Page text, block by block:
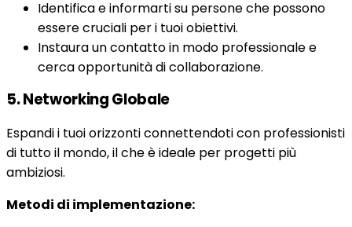
Identifica e informarti su persone che possono
essere cruciali per i tuoi obiettivi.
Instaura un contatto in modo professionale e
cerca opportunità di collaborazione.
5. Networking Globale
Espandi i tuoi orizzonti connettendoti con professionisti
di tutto il mondo, il che è ideale per progetti più
ambiziosi.
Metodi di implementazione: